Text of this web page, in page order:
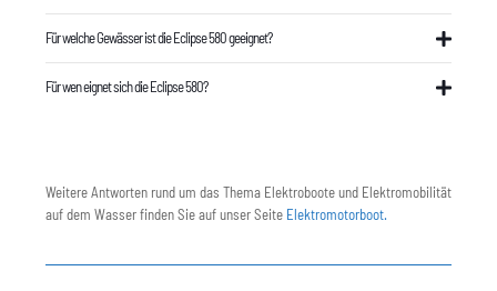
Für welche Gewässer ist die Eclipse 580 geeignet?
Für wen eignet sich die Eclipse 580?
Weitere Antworten rund um das Thema Elektroboote und Elektromobilität
auf dem Wasser finden Sie auf unser Seite Elektromotorboot.